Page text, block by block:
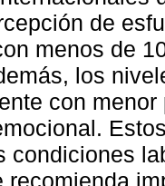
de
menos de
los
con
condiciones
recomienda